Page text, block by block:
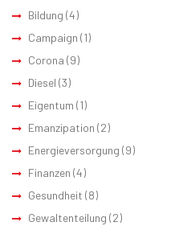
Bildung (4)
Campaign (1)
Corona (9)
Diesel (3)
Eigentum (1)
Emanzipation (2)
Energieversorgung (9)
Finanzen (4)
Gesundheit (8)
Gewaltenteilung (2)